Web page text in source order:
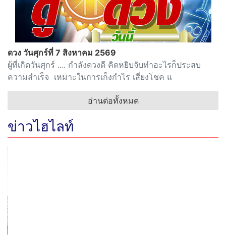
ดวง วันศุกร์ที่ 7 สิงหาคม 2569
ผู้ที่เกิดวันศุกร์ .... กำลังดวงดี คิดหยิบจับทำอะไรก็ประสบ
ความสำเร็จ เหมาะในการเก็งกำไร เสี่ยงโชค แ
อ่านต่อทั้งหมด
ข่าวไฮไลท์